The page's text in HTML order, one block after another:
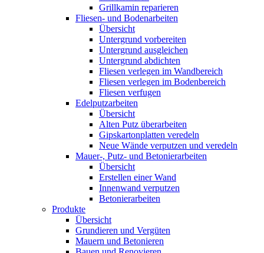
Grillkamin reparieren
Fliesen- und Bodenarbeiten
Übersicht
Untergrund vorbereiten
Untergrund ausgleichen
Untergrund abdichten
Fliesen verlegen im Wandbereich
Fliesen verlegen im Bodenbereich
Fliesen verfugen
Edelputzarbeiten
Übersicht
Alten Putz überarbeiten
Gipskartonplatten veredeln
Neue Wände verputzen und veredeln
Mauer-, Putz- und Betonierarbeiten
Übersicht
Erstellen einer Wand
Innenwand verputzen
Betonierarbeiten
Produkte
Übersicht
Grundieren und Vergüten
Mauern und Betonieren